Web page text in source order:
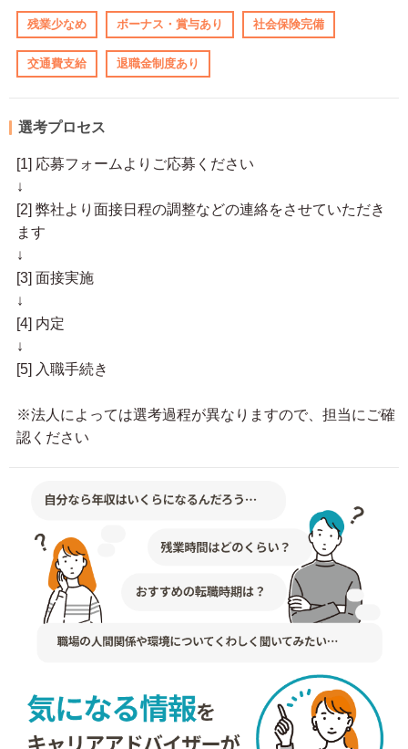
残業少なめ ボーナス・賞与あり 社会保険完備
交通費支給 退職金制度あり
選考プロセス
[1] 応募フォームよりご応募ください
↓
[2] 弊社より面接日程の調整などの連絡をさせていただき
ます
↓
[3] 面接実施
↓
[4] 内定
↓
[5] 入職手続き
※法人によっては選考過程が異なりますので、担当にご確
認ください